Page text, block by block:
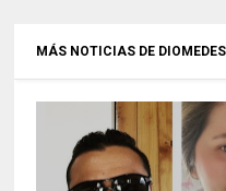
MÁS NOTICIAS DE